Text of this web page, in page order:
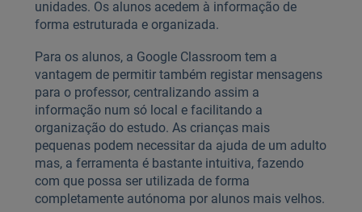
unidades. Os alunos acedem à informação de
forma estruturada e organizada.
Para os alunos, a Google Classroom tem a
vantagem de permitir também registar mensagens
para o professor, centralizando assim a
informação num só local e facilitando a
organização do estudo. As crianças mais
pequenas podem necessitar da ajuda de um adulto
mas, a ferramenta é bastante intuitiva, fazendo
com que possa ser utilizada de forma
completamente autónoma por alunos mais velhos.